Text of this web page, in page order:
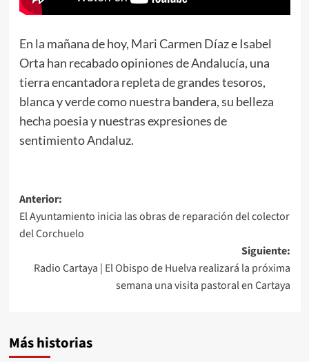
En la mañana de hoy, Mari Carmen Díaz e Isabel
Orta han recabado opiniones de Andalucía, una
tierra encantadora repleta de grandes tesoros,
blanca y verde como nuestra bandera, su belleza
hecha poesia y nuestras expresiones de
sentimiento Andaluz.
Anterior:
El Ayuntamiento inicia las obras de reparación del colector
del Corchuelo
Siguiente:
Radio Cartaya | El Obispo de Huelva realizará la próxima
semana una visita pastoral en Cartaya
Más historias